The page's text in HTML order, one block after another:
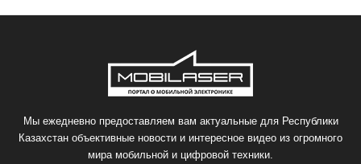
Мы ежедневно предоставляем вам актуальные для Республики
Казахстан объективные новости и интересное видео из огромного
мира мобильной и цифровой техники.